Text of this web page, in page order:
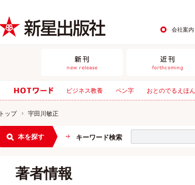
会社案内
ビジネス教養 ペン字 おとのでるえほん
トップ 宇田川敏正
本を探す キーワード検索
著者情報